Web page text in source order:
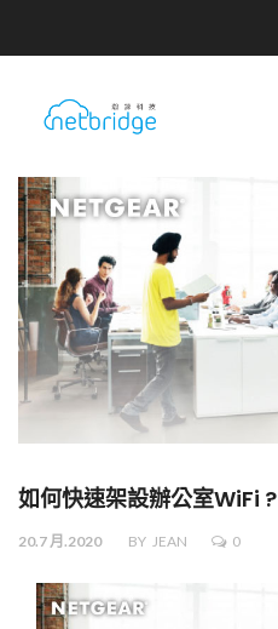
如何快速架設辦公室WiFi ?
20.7 月.2020 BY JEAN 0